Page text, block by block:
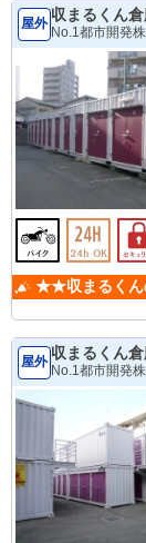
屋外 収まるくん
No.1都市開発
★★収まるくん
屋外 収まるくん
No.1都市開発